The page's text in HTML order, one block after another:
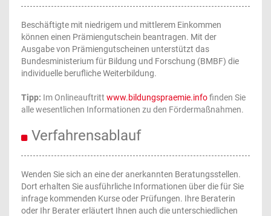
Beschäftigte mit niedrigem und mittlerem Einkommen
können einen Prämiengutschein beantragen. Mit der
Ausgabe von Prämiengutscheinen unterstützt das
Bundesministerium für Bildung und Forschung (BMBF) die
individuelle berufliche Weiterbildung.
Tipp: Im Onlineauftritt www.bildungspraemie.infofinden Sie
alle wesentlichen Informationen zu den Fördermaßnahmen.
Verfahrensablauf
Wenden Sie sich an eine der anerkannten Beratungsstellen.
Dort erhalten Sie ausführliche Informationen über die für Sie
infrage kommenden Kurse oder Prüfungen. Ihre Beraterin
oder Ihr Berater erläutert Ihnen auch die unterschiedlichen